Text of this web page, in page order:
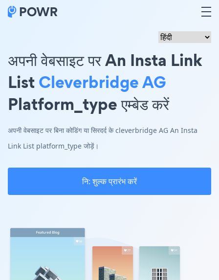
अपनी वेबसाइट पर An Insta Link
ListCleverbridge AG
Platform_type एम्बेड करें
अपनी वेबसाइट पर बिना कोडिंग या सिरदर्द के cleverbridge AG An Insta
Link List platform_type जोड़ें।
नि: शुल्क प्रारंभ करें